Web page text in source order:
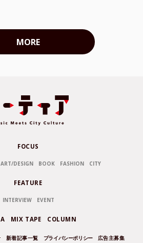
MORE
FOCUS
ART/DESIGN BOOK FASHION CITY
FEATURE
INTERVIEW EVENT
MIX TAPE COLUMN
新着記事一覧 プライバシーポリシー 広告主募集